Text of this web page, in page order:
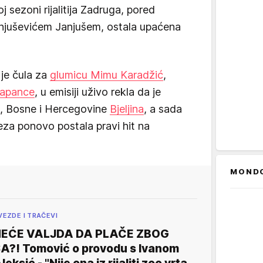
sezoni rijalitija Zadruga, pored
Janjušem, ostala upaćena
čula za glumicu Mimu Karadžić,
, u emisiji uživo rekla da je
, Bosne i Hercegovine Bjeljina, a sada
ponovo postala pravi hit na
I TRAČEVI
VALJDA DA PLAČE ZBOG
Tomović o provodu s Ivanom